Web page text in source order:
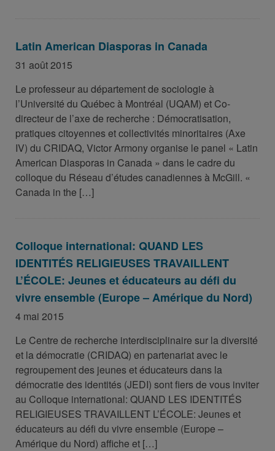
Latin American Diasporas in Canada
31 août 2015
Le professeur au département de sociologie à
l’Université du Québec à Montréal (UQAM) et Co-
directeur de l’axe de recherche : Démocratisation,
pratiques citoyennes et collectivités minoritaires (Axe
IV) du CRIDAQ, Victor Armony organise le panel « Latin
American Diasporas in Canada » dans le cadre du
colloque du Réseau d’études canadiennes à McGill. «
Canada in the […]
Colloque international: QUAND LES
IDENTITÉS RELIGIEUSES TRAVAILLENT
L’ÉCOLE: Jeunes et éducateurs au défi du
vivre ensemble (Europe – Amérique du Nord)
4 mai 2015
Le Centre de recherche interdisciplinaire sur la diversité
et la démocratie (CRIDAQ) en partenariat avec le
regroupement des jeunes et éducateurs dans la
démocratie des identités (JEDI) sont fiers de vous inviter
au Colloque international: QUAND LES IDENTITÉS
RELIGIEUSES TRAVAILLENT L’ÉCOLE: Jeunes et
éducateurs au défi du vivre ensemble (Europe –
Amérique du Nord) affiche et […]